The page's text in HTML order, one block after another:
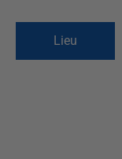
Lieu